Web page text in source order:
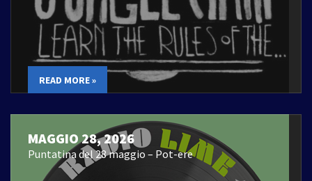
READ MORE »
MAGGIO 28, 2026
Puntatina del 28 maggio – Pot-ere